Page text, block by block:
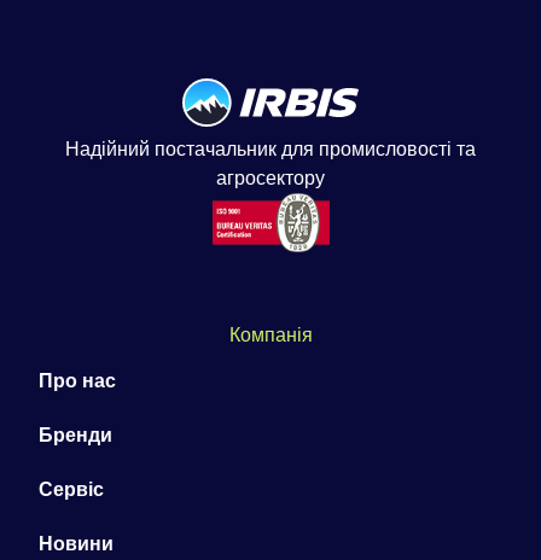
Надійний постачальник для промисловості та
агросектору
Компанія
Про нас
Бренди
Сервіс
Новини